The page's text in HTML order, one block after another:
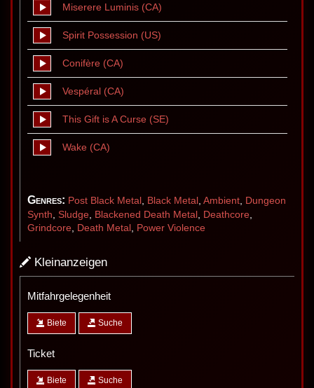
Miserere Luminis (CA)
Spirit Possession (US)
Conifère (CA)
Vespéral (CA)
This Gift is A Curse (SE)
Wake (CA)
Genres: Post Black Metal , Black Metal , Ambient, Dungeon
Synth, Sludge, Blackened Death Metal , Deathcore,
Grindcore, Death Metal , Power Violence
Kleinanzeigen
Mitfahrgelegenheit
Biete Suche
Ticket
Biete Suche